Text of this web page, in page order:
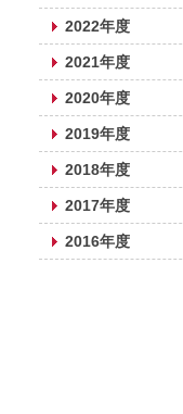
2022年度
2021年度
2020年度
2019年度
2018年度
2017年度
2016年度